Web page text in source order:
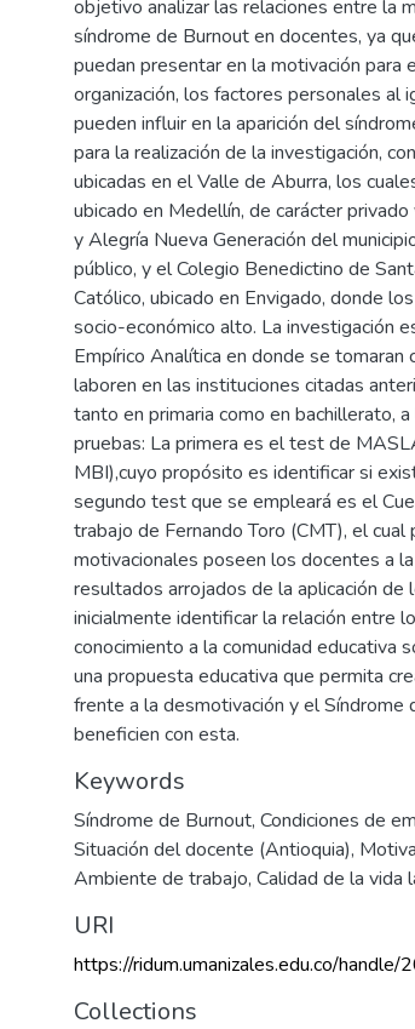
objetivo analizar las relaciones entre la
síndrome de Burnout en docentes, ya
puedan presentar en la motivación para
organización, los factores personales al
pueden influir en la aparición del
para la realización de la investigación,
ubicadas en el Valle de Aburra, los
ubicado en Medellín, de carácter
y Alegría Nueva Generación del
público, y el Colegio Benedictino de
Católico, ubicado en Envigado, donde
socio-económico alto. La investigación
Empírico Analítica en donde se
laboren en las instituciones citadas
tanto en primaria como en bachillerato,
pruebas: La primera es el test de
MBI),cuyo propósito es identificar si
segundo test que se empleará es el
trabajo de Fernando Toro (CMT), el
motivacionales poseen los docentes a
resultados arrojados de la aplicación
inicialmente identificar la relación entre
conocimiento a la comunidad educativa
una propuesta educativa que permita
frente a la desmotivación y el
beneficien con esta.
Keywords
Síndrome de Burnout, Condiciones de
Situación del docente (Antioquia),
Ambiente de trabajo, Calidad de la vida
URI
https://ridum.umanizales.edu.co/
Collections